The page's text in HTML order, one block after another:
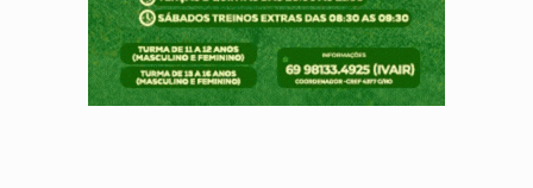
ACABOU COM PEUGEOT:Incêndio destrói carro que era rebocado para oficina
VÍDEO:Ladrão é filmado furtando moto na frente do bar